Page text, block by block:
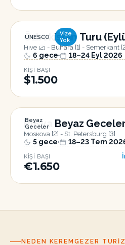
UNESCO
Vize
Yok
Özbekistan Turu
Hive [2] - Buhara [1] - Semerkant
6 gece 18–24 Eyl 2026
KIŞI BAŞI
$1.500
Beyaz
Geceler
Rusya Beyaz
Moskova [2] - St. Petersburg [3]
5 gece 18–23 Tem
KIŞI BAŞI
€1.650
NEDEN KEREMGEZER